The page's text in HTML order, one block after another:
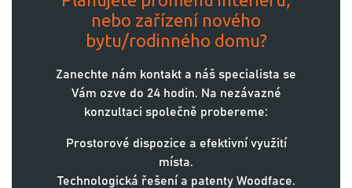
nebo zařízení nového
bytu/rodinného domu?
Zanechte nám kontakt a náš specialista se
Vám ozve do 24 hodin. Na nezávazné
konzultaci společně probereme:
Prostorové dispozice a efektivní využití
místa.
Technologická řešení a patenty Woodface.